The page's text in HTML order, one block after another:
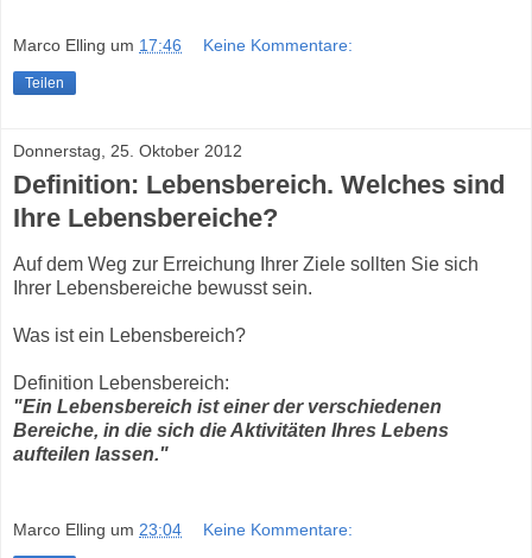
Marco Elling um 17:46 Keine Kommentare:
Teilen
Donnerstag, 25. Oktober 2012
Definition: Lebensbereich. Welches sind
Ihre Lebensbereiche?
Auf dem Weg zur Erreichung Ihrer Ziele sollten Sie sich
Ihrer Lebensbereiche bewusst sein.
Was ist ein Lebensbereich?
Definition Lebensbereich:
"Ein Lebensbereich ist einer der verschiedenen
Bereiche, in die sich die Aktivitäten Ihres Lebens
aufteilen lassen."
Marco Elling um 23:04 Keine Kommentare: